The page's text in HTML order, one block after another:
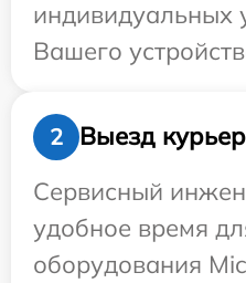
индивидуальных
Вашего
2
Выезд
Сервисный
удобное время
оборудования